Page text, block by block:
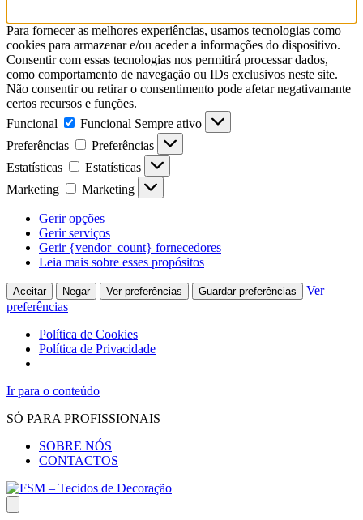
Para fornecer as melhores experiências, usamos tecnologias como
cookies para armazenar e/ou aceder a informações do dispositivo.
Consentir com essas tecnologias nos permitirá processar dados,
como comportamento de navegação ou IDs exclusivos neste site.
Não consentir ou retirar o consentimento pode afetar negativamante
certos recursos e funções.
Funcional
Funcional Sempre ativo
Preferências
Preferências
Estatísticas
Estatísticas
Marketing
Marketing
Gerir opções
Gerir serviços
Gerir {vendor_count} fornecedores
Leia mais sobre esses propósitos
Aceitar Negar Ver preferências Guardar preferências
Ver
preferências
Política de Cookies
Política de Privacidade
Ir para o conteúdo
SÓ PARA PROFISSIONAIS
SOBRE NÓS
CONTACTOS